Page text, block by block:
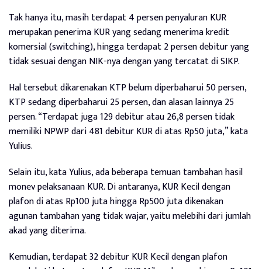
Tak hanya itu, masih terdapat 4 persen penyaluran KUR
merupakan penerima KUR yang sedang menerima kredit
komersial (switching), hingga terdapat 2 persen debitur yang
tidak sesuai dengan NIK-nya dengan yang tercatat di SIKP.
Hal tersebut dikarenakan KTP belum diperbaharui 50 persen,
KTP sedang diperbaharui 25 persen, dan alasan lainnya 25
persen. “Terdapat juga 129 debitur atau 26,8 persen tidak
memiliki NPWP dari 481 debitur KUR di atas Rp50 juta,” kata
Yulius.
Selain itu, kata Yulius, ada beberapa temuan tambahan hasil
monev pelaksanaan KUR. Di antaranya, KUR Kecil dengan
plafon di atas Rp100 juta hingga Rp500 juta dikenakan
agunan tambahan yang tidak wajar, yaitu melebihi dari jumlah
akad yang diterima.
Kemudian, terdapat 32 debitur KUR Kecil dengan plafon